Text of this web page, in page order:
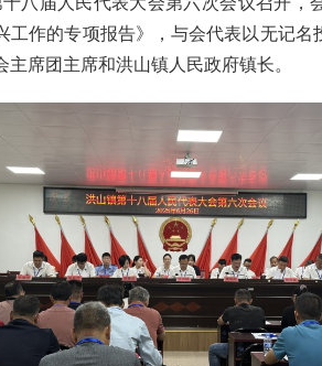
工作的专项报告》，与会代表以无记名
席团主席和洪山镇人民政府镇长。